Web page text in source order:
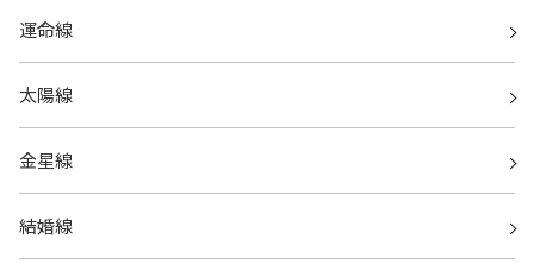
運命線
太陽線
金星線
結婚線